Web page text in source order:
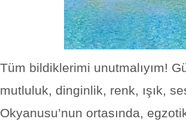
Tüm bildiklerimi unutmalıyım!
mutluluk, dinginlik, renk, ışık,
Okyanusu’nun ortasında,